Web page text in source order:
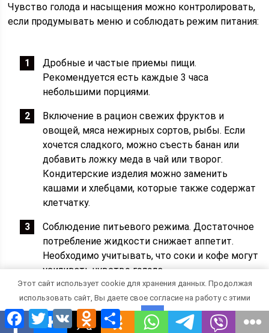
Чувство голода и насыщения можно контролировать,
если продумывать меню и соблюдать режим питания:
Дробные и частые приемы пищи.
Рекомендуется есть каждые 3 часа
небольшими порциями.
Включение в рацион свежих фруктов и
овощей, мяса нежирных сортов, рыбы. Если
хочется сладкого, можно съесть банан или
добавить ложку меда в чай или творог.
Кондитерские изделия можно заменить
кашами и хлебцами, которые также содержат
клетчатку.
Соблюдение питьевого режима. Достаточное
потребление жидкости снижает аппетит.
Необходимо учитывать, что соки и кофе могут
усиливать чувство голода.
По возможности рекомендуется отвлекаться от
мыслей о сладком. Длительные прогулки и занятия
Facebook
TwitterVK Odnoklassniki
Отправить
Этот сайт использует cookie для хранения данных. Продолжая
использовать сайт, Вы даете свое согласие на работу с этими
файлами.
OK